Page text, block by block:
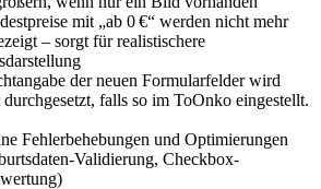
mit „ab 0 €“ werden nicht mehr
– sorgt für realistischere
der neuen Formularfelder wird
durchgesetzt, falls so im ToOnko eingestellt.
Fehlerbehebungen und Optimierungen
Validierung, Checkbox-